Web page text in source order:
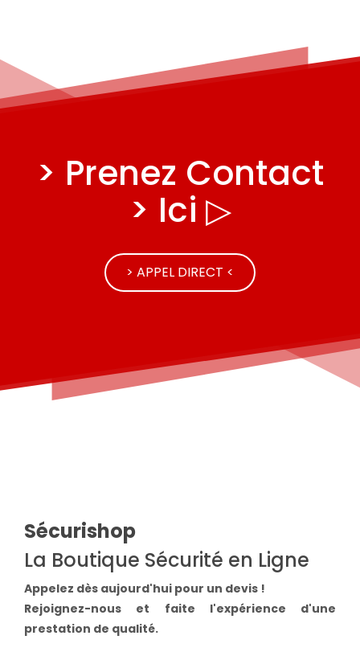
> Prenez Contact
> Ici ▷
> APPEL DIRECT <
Sécurishop
La Boutique Sécurité en Ligne
Appelez dès aujourd'hui pour un devis !
Rejoignez-nous et faite l'expérience d'une
prestation de qualité.